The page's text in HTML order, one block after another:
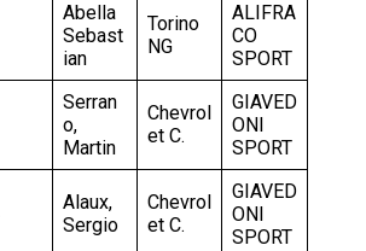
Abella
Sebast
ian
Torino
NG
ALIFRA
CO
SPORT
Serran
o,
Martin
Chevrol
et C.
GIAVED
ONI
SPORT
Alaux,
Sergio
Chevrol
et C.
GIAVED
ONI
SPORT